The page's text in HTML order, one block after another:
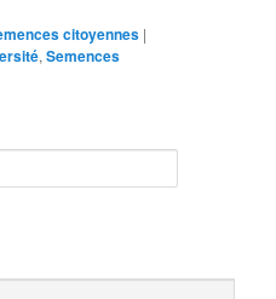
citoyennes |
,Semences